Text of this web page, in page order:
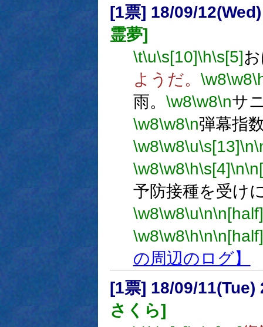
[1票] 18/09/
霊夢]
\t\u\s[10]\h\s[5]
ようだ。 \w8\w8
雨。 \w8\w8\nサ
\w8\w8\n弾幕指
\w8\w8\u\s[13]\n
\w8\w8\h\s[4]\n
予防接種を受け
\w8\w8\u\n\n[half]
\w8\w8\h\n\n[half]
の周辺のログ】
[1票] 18/09/11(Tue)
さくら]